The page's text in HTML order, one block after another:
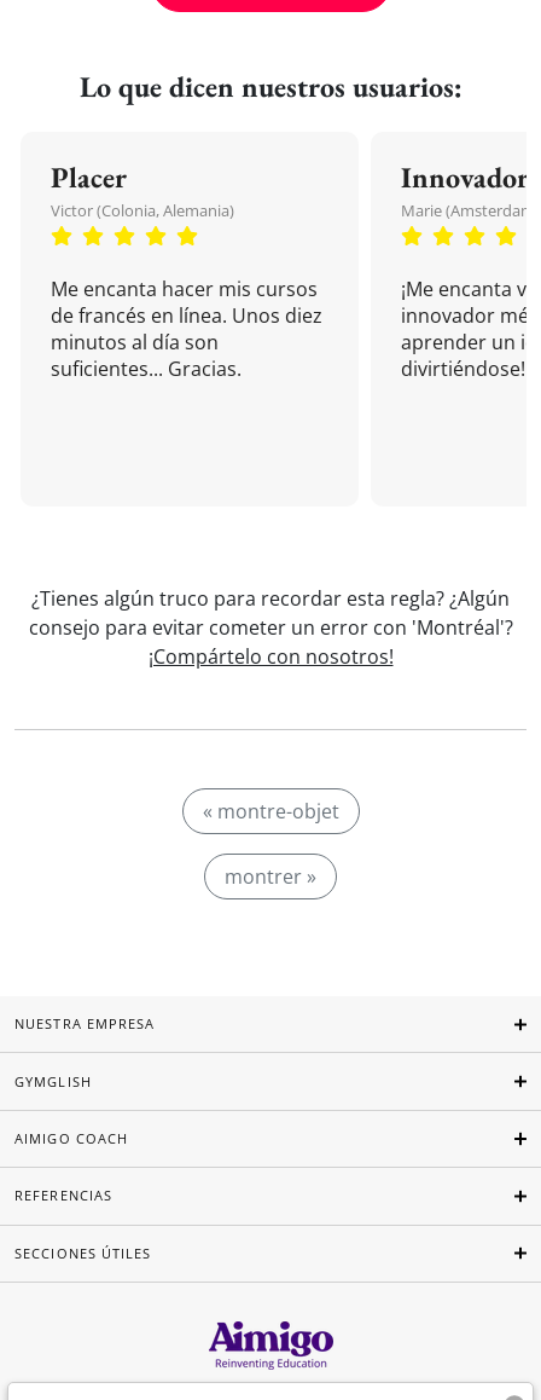
Lo que dicen nuestros usuarios:
Placer
Victor (Colonia, Alemania)
Me encanta hacer mis cursos
de francés en línea. Unos diez
minutos al día son
suficientes... Gracias.
Innovador
Marie (Amsterdam,
¡Me encanta
innovador
aprender un
divirtiéndose!
¿Tienes algún truco para recordar esta regla? ¿Algún
consejo para evitar cometer un error con 'Montréal'?
¡Compártelo con nosotros!
« montre-objet
montrer »
NUESTRA EMPRESA
GYMGLISH
AIMIGO COACH
REFERENCIAS
SECCIONES ÚTILES